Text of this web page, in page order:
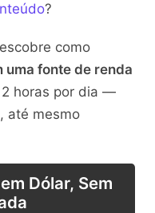
?
como
uma fonte de renda
horas por dia —
até mesmo
Dólar, Sem